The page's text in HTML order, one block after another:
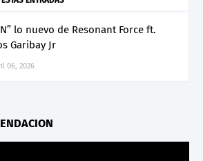
lo nuevo de Resonant Force ft.
Garibay Jr
06, 2026